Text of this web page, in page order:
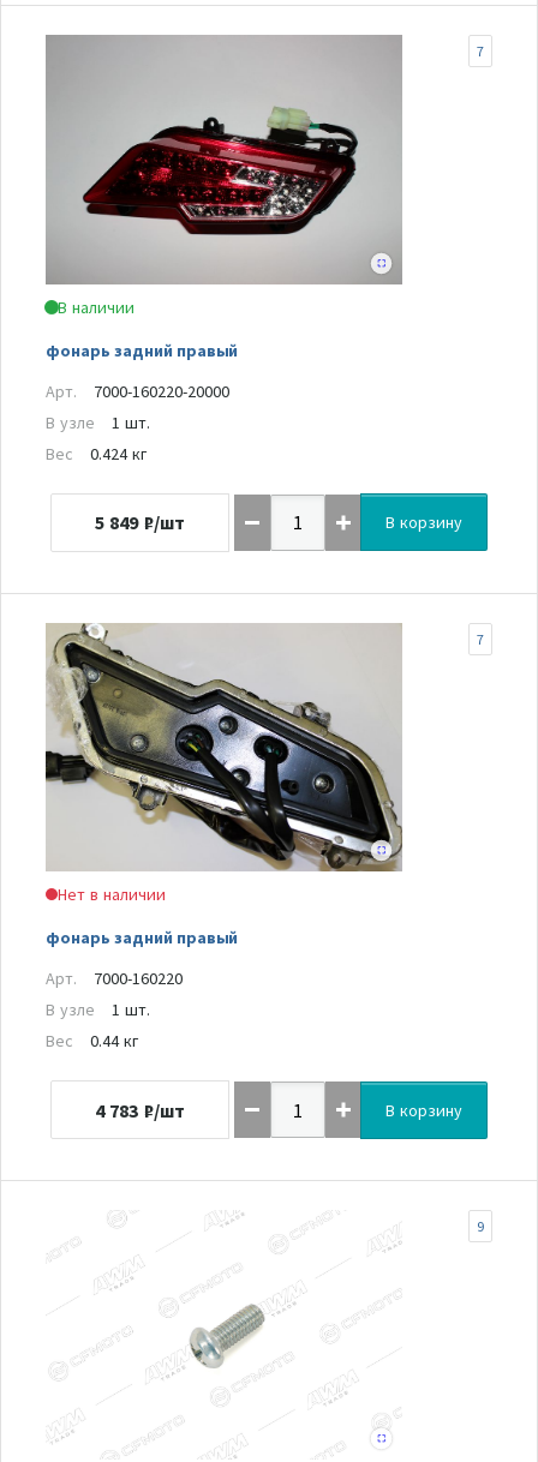
В наличии
фонарь задний правый
7
Арт.
7000-160220-20000
В узле
1 шт.
Вес
0.424 кг
5 849 ₽/шт В корзину
Нет в наличии
фонарь задний правый
7
Арт.
7000-160220
В узле
1 шт.
Вес
0.44 кг
4 783 ₽/шт В корзину
9